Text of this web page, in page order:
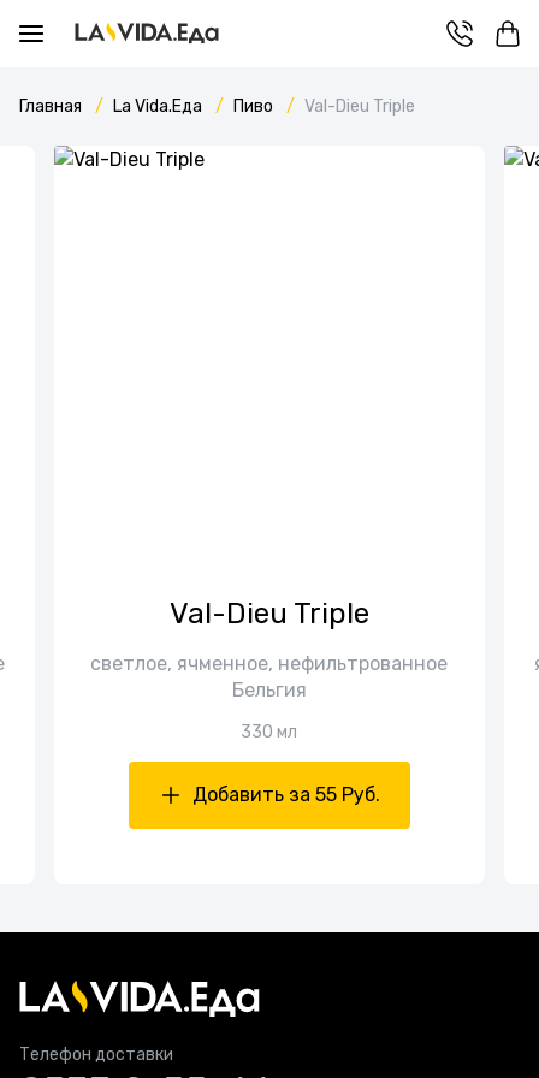
Главная La Vida.Еда Пиво Val-Dieu Triple
Val-Dieu Triple
cветлое, ячменное, нефильтрованное
Бельгия
330 мл
Добавить за 55 Руб.
Телефон доставки